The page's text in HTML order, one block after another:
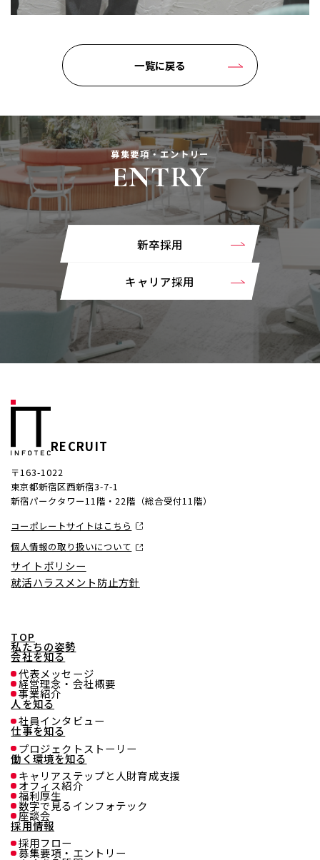
一覧に戻る
募集要項・エントリー
ENTRY
新卒採用
キャリア採用
RECRUIT
〒163-1022
東京都新宿区西新宿3-7-1
新宿パークタワー11階・22階（総合受付11階）
コーポレートサイトはこちら
個人情報の取り扱いについて
サイトポリシー
就活ハラスメント防止方針
TOP
私たちの姿勢
会社を知る
代表メッセージ
経営理念・会社概要
事業紹介
人を知る
社員インタビュー
仕事を知る
プロジェクトストーリー
働く環境を知る
キャリアステップと人財育成⽀援
オフィス紹介
福利厚生
数字で見るインフォテック
座談会
採用情報
採用フロー
募集要項・エントリー